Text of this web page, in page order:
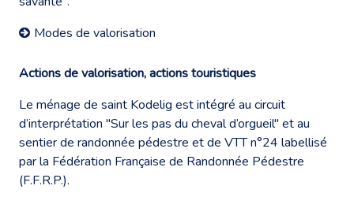
Modes de valorisation
Actions de valorisation, actions touristiques
Le ménage de saint Kodelig est intégré au circuit
d’interprétation "Sur les pas du cheval d’orgueil" et au
sentier de randonnée pédestre et de VTT n°24 labellisé
par la Fédération Française de Randonnée Pédestre
(F.F.R.P.).